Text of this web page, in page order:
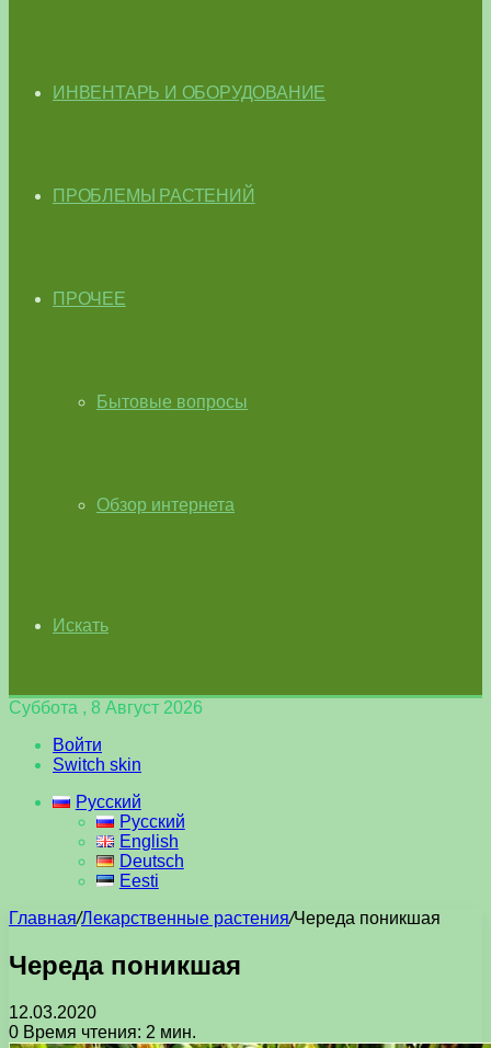
ИНВЕНТАРЬ И ОБОРУДОВАНИЕ
ПРОБЛЕМЫ РАСТЕНИЙ
ПРОЧЕЕ
Бытовые вопросы
Обзор интернета
Искать
Суббота , 8 Август 2026
Войти
Switch skin
Русский
Русский
English
Deutsch
Eesti
Главная/Лекарственные растения/Череда поникшая
Череда поникшая
12.03.2020
0 Время чтения: 2 мин.